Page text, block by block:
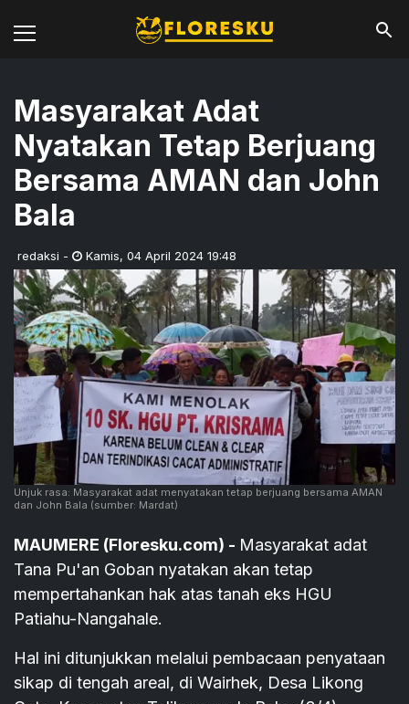
Masyarakat Adat
Nyatakan Tetap Berjuang
Bersama AMAN dan John
Bala
redaksi - Kamis, 04 April 2024 19:48
Unjuk rasa: Masyarakat adat menyatakan tetap berjuang bersama AMAN
dan John Bala (sumber: Mardat)
MAUMERE (Floresku.com) - Masyarakat adat
Tana Pu'an Goban nyatakan akan tetap
mempertahankan hak atas tanah eks HGU
Patiahu-Nangahale.
Hal ini ditunjukkan melalui pembacaan penyataan
sikap di tengah areal, di Wairhek, Desa Likong